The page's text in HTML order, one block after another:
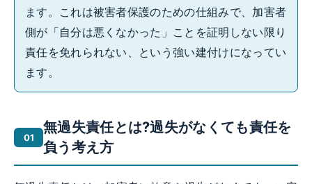
ます。これは被害者保護のための仕組みで、加害者
側が「自分は悪くなかった」ことを証明しない限り
責任を免れられない、という強い建付けになってい
ます。
無過失責任とは?過失がなくても責任を
負う考え方